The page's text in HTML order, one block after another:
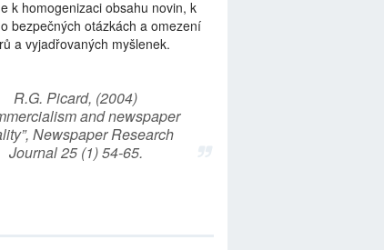
k homogenizaci obsahu novin, k
bezpečných otázkách a omezení
a vyjadřovaných myšlenek.
R.G. Picard, (2004)
and newspaper
Newspaper Research
Journal 25 (1) 54-65.